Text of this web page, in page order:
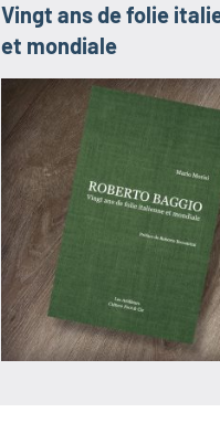
Vingt ans de folie
et mondiale